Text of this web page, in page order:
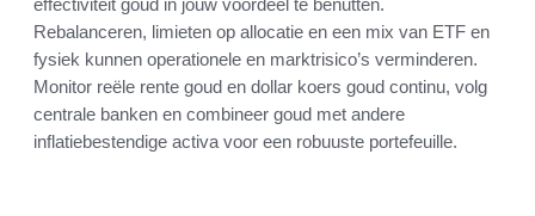
Rebalanceren, limieten op allocatie en een mix van ETF en
fysiek kunnen operationele en marktrisico’s verminderen.
Monitor reële rente goud en dollar koers goud continu, volg
centrale banken en combineer goud met andere
inflatiebestendige activa voor een robuuste portefeuille.